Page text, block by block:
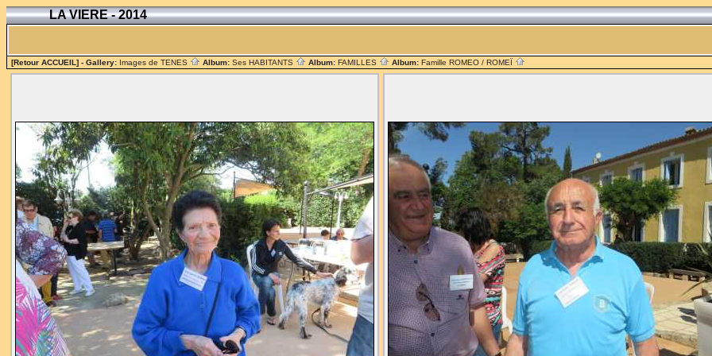
LA VIERE - 2014
[Retour ACCUEIL] - Gallery: Images de TENES Album: Ses HABITANTS Album: FAMILLES Album: Famille ROMEO / ROMEÏ